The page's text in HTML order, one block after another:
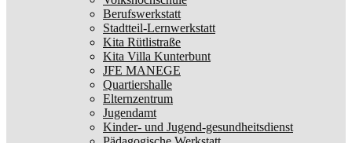
Berufswerkstatt
Stadtteil-Lernwerkstatt
Kita Rütlistraße
Kita Villa Kunterbunt
JFE MANEGE
Quartiershalle
Elternzentrum
Jugendamt
Kinder- und Jugend-gesundheitsdienst